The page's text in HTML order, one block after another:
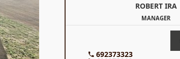
ROBERT IRA
MANAGER
692373323